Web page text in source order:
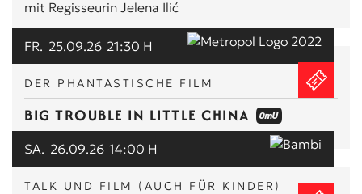
mit Regisseurin Jelena Ilić
DER PHANTASTISCHE FILM
BIG TROUBLE IN LITTLE CHINA
FR. 25.09.26 21:30 H
TALK UND FILM (AUCH FÜR KINDER)
SA. 26.09.26 14:00 H